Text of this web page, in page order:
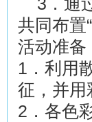
3．通
共同布置
活动准备
1．利用
征，并用
2．各色